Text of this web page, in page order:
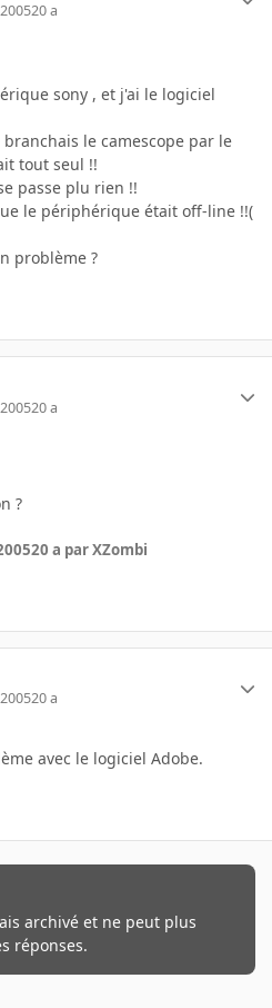
20 a
sony , et j'ai le logiciel
le camescope par le
tout seul !!
passe plu rien !!
le périphérique était off-line !!(
problème ?
20 a
?
20 a par XZombi
20 a
avec le logiciel Adobe.
archivé et ne peut plus
réponses.